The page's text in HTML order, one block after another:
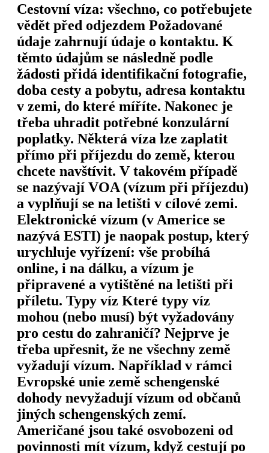
Cestovní víza: všechno, co potřebujete
vědět před odjezdem Požadované
údaje zahrnují údaje o kontaktu. K
těmto údajům se následně podle
žádosti přidá identifikační fotografie,
doba cesty a pobytu, adresa kontaktu
v zemi, do které míříte. Nakonec je
třeba uhradit potřebné konzulární
poplatky. Některá víza lze zaplatit
přímo při příjezdu do země, kterou
chcete navštívit. V takovém případě
se nazývají VOA (vízum při příjezdu)
a vyplňují se na letišti v cílové zemi.
Elektronické vízum (v Americe se
nazývá ESTI) je naopak postup, který
urychluje vyřízení: vše probíhá
online, i na dálku, a vízum je
připravené a vytištěné na letišti při
příletu. Typy víz Které typy víz
mohou (nebo musí) být vyžadovány
pro cestu do zahraničí? Nejprve je
třeba upřesnit, že ne všechny země
vyžadují vízum. Například v rámci
Evropské unie země schengenské
dohody nevyžadují vízum od občanů
jiných schengenských zemí.
Američané jsou také osvobozeni od
povinnosti mít vízum, když cestují po